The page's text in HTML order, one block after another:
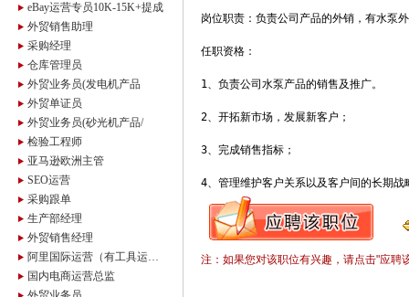
eBay运营专员10K-15K+提成
外贸销售助理
采购经理
仓库管理员
外贸业务员(发电机产品
外贸单证员
外贸业务员(砂光机产品/
检验工程师
亚马逊欧洲主管
SEO运营
采购跟单
生产部经理
外贸销售经理
阿里国际运营（有工具运营经验）
国内电商运营总监
岗位职责：负责公司产品的外销，有水泵
任职资格：
1、负责公司水泵产品的销售及推广。
2、开拓新市场，发展新客户；
3、完成销售指标；
4、管理维护客户关系以及客户间的长期战
注：如果您对该职位有兴趣，请点击"应聘